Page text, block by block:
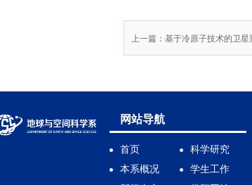
上一篇：基于冷原子技术的卫星
网站导航
首页
本系概况
科学研究
学生工作